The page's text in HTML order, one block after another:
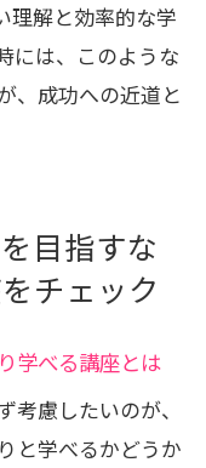
理解と効率的な学
には、このような
、成功への近道と
目指すな
チェック
学べる講座とは
慮したいのが、
と学べるかどうか